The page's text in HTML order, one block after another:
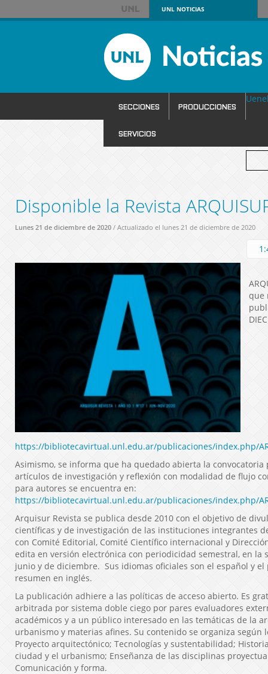
UNLNOTICIAS
SECCIONES PRODUCCIONES
SERVICIOS
Disponible la Revista
Lunes 21 de diciembre de 2020/ Actualizado el lunes 21 de diciembre de 2020
que
https://bibliotecavirtual.unl.edu.ar/publicaciones/index.php/
Asimismo, se informa que ha quedado abierta la
artículos de investigación y reflexión con modalidad de flujo
para autores se encuentra en:
https://bibliotecavirtual.unl.edu.ar/publicaciones/index.php/
Arquisur Revista se publica desde 2010 con el objetivo de
científicas y de investigación de las instituciones integrantes
con Comité Editorial, Comité Científico internacional y
edita en versión electrónica con periodicidad semestral, en la
junio y de diciembre. Sus idiomas oficiales son el español y el
resumen en inglés.
La publicación adhiere a las políticas de acceso abierto. Es
arbitrada por sistema doble ciego por pares evaluadores
académicos y a un público interesado en las temáticas de la
urbanismo y materias afines. Su contenido se organiza según
Proyecto arquitectónico; Tecnologías y sustentabilidad;
ciudad y el urbanismo; Enseñanza de las disciplinas
Comunicación y forma.